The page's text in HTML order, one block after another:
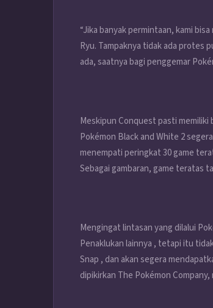
“Jika banyak permintaan, kami
Ryu. Tampaknya tidak ada protes
ada, saatnya bagi penggemar
Meskipun Conquest pasti memiliki
Pokémon Black and White 2
menempati peringkat 30 game
Sebagai gambaran, game teratas
Mengingat lintasan yang dilalui
Penaklukan lainnya , tetapi itu
Snap , dan akan segera
dipikirkan The Pokémon